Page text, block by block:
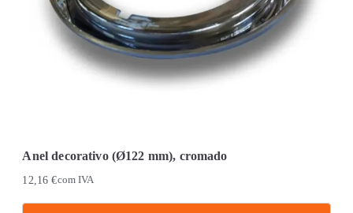
Anel decorativo (Ø122 mm), cromado
12,16€com IVA